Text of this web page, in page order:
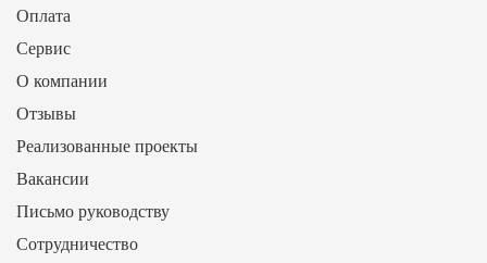
Оплата
Сервис
О компании
Отзывы
Реализованные проекты
Вакансии
Письмо руководству
Сотрудничество